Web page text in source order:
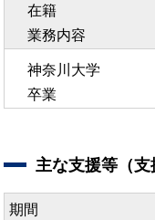
在籍
業務内容
神奈川大学
卒業
主な支援等（支
期間